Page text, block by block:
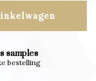
samples
bestelling